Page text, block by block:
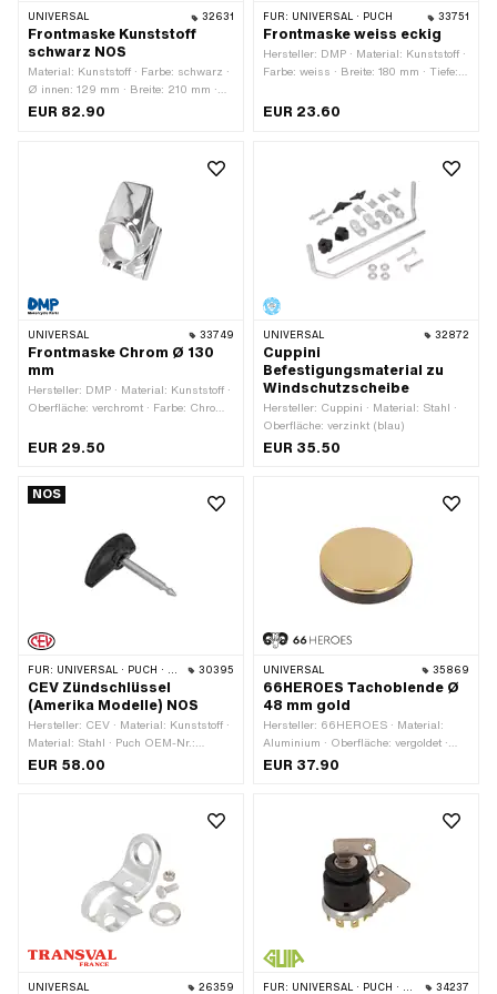
UNIVERSAL 32631
Frontmaske Kunststoff
schwarz NOS
Material: Kunststoff · Farbe: schwarz ·
Ø innen: 129 mm · Breite: 210 mm ·
Breite: 265 mm · Höhe: 325 mm ·
EUR 82.90
FÜR: UNIVERSAL · PUCH 33751
Frontmaske weiss eckig
Hersteller: DMP · Material: Kunststoff ·
Farbe: weiss · Breite: 180 mm · Tiefe:
EUR 23.60
UNIVERSAL 33749
Frontmaske Chrom Ø 130
mm
Hersteller: DMP · Material: Kunststoff ·
Oberfläche: verchromt · Farbe: Chrom ·
300 mm · Ø innen: 130 mm
EUR 29.50
UNIVERSAL 32872
Cuppini
Befestigungsmaterial zu
Windschutzscheibe
Hersteller: Cuppini · Material: Stahl ·
Oberfläche: verzinkt (blau)
EUR 35.50
NOS
FÜR: UNIVERSAL · PUCH · SACHS 30395
CEV Zündschlüssel
(Amerika Modelle) NOS
Hersteller: CEV · Material: Kunststoff ·
Material: Stahl · Puch OEM-Nr.:
270.6.53.021.1
EUR 58.00
UNIVERSAL 35869
66HEROES Tachoblende Ø
48 mm gold
Hersteller: 66HEROES · Material:
Aluminium · Oberfläche: vergoldet ·
Farbe: gold · Gesamthöhe: 3 mm · Ø
EUR 37.90
UNIVERSAL 26359 FÜR: UNIVERSAL · PUCH · SACHS · PONY / CILO (BETA 521 & 512) · ZÜNDAPP BELMONDO 34237